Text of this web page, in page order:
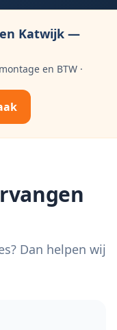
Katwijk —
en BTW ·
Dan helpen wij